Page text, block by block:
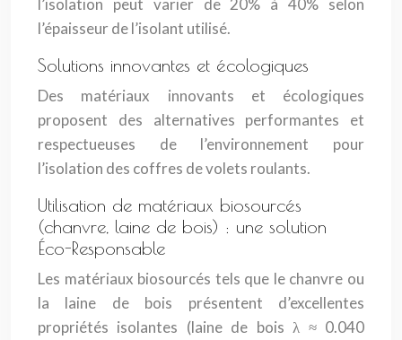
l’isolation peut varier de 20% à 40% selon
l’épaisseur de l’isolant utilisé.
Solutions innovantes et écologiques
Des matériaux innovants et écologiques
proposent des alternatives performantes et
respectueuses de l’environnement pour
l’isolation des coffres de volets roulants.
Utilisation de matériaux biosourcés
(chanvre, laine de bois) : une solution
Éco-Responsable
Les matériaux biosourcés tels que le chanvre ou
la laine de bois présentent d’excellentes
propriétés isolantes (laine de bois λ ≈ 0.040